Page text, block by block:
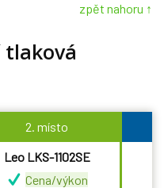
zpět nahoru ↑
tlaková
2. místo
Leo LKS-1102SE
Cena/výkon